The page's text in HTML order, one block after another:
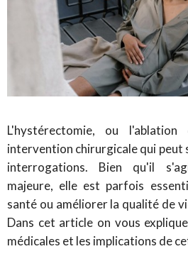
L'hystérectomie, ou
intervention chirurgicale qui peut
interrogations. Bien qu'il
majeure, elle est parfois
santé ou améliorer la qualité de
Dans cet article on vous
médicales et les implications de